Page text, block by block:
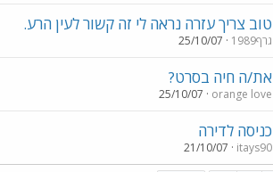
טוב צריך עזרה נראה לי זה קשור לעין הרע.
גרף1989 25/10/07
את/ה חיה בסרט?
orange love
25/10/07
כניסה לדירה
itays90
21/10/07